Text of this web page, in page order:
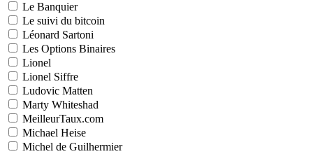
Le Banquier
Le suivi du bitcoin
Léonard Sartoni
Les Options Binaires
Lionel
Lionel Siffre
Ludovic Matten
Marty Whiteshad
MeilleurTaux.com
Michael Heise
Michel de Guilhermier